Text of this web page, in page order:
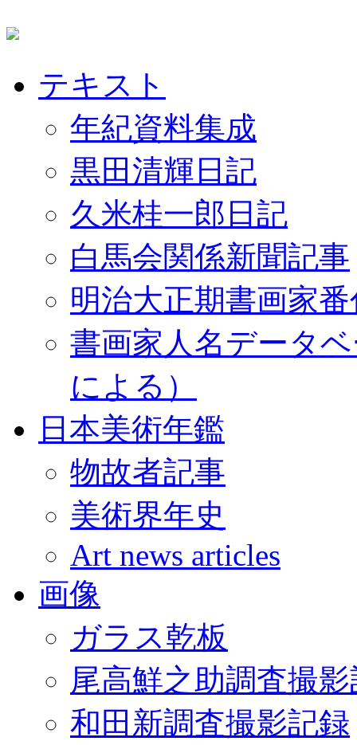
テキスト
年紀資料集成
黒田清輝日記
久米桂一郎日記
白馬会関係新聞記事
明治大正期書画家
書画家人名データ
による）
日本美術年鑑
物故者記事
美術界年史
Art news articles
画像
ガラス乾板
尾高鮮之助調査撮
和田新調査撮影記録